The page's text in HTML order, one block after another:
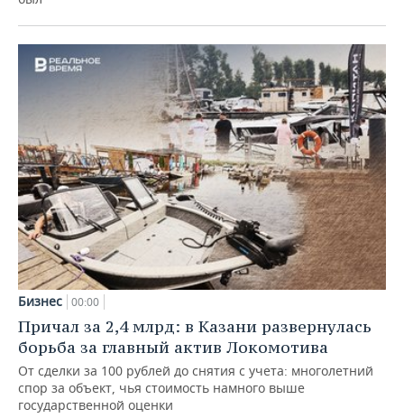
Бизнес 00:00
Причал за 2,4 млрд: в Казани развернулась
борьба за главный актив Локомотива
От сделки за 100 рублей до снятия с учета: многолетний
спор за объект, чья стоимость намного выше
государственной оценки